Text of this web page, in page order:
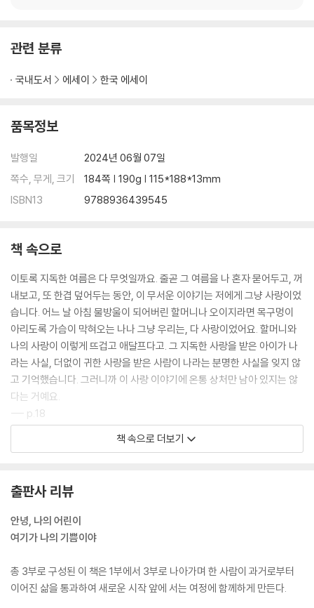
관련 분류
국내도서 에세이 한국 에세이
품목정보
발행일
2024년 06월 07일
쪽수, 무게, 크기
184쪽 | 190g | 115*188*13mm
ISBN13
9788936439545
책 속으로
이토록 지독한 여름은 다 무엇일까요. 줄곧 그 여름을 나 혼자 묻어두고, 꺼
내보고, 또 한겹 덮어두는 동안, 이 무서운 이야기는 저에게 그냥 사랑이었
습니다. 어느 날 아침 물방울이 되어버린 할머니나 오이지라면 목구멍이
아리도록 가슴이 막혀오는 나나 그냥 우리는, 다 사랑이었어요. 할머니와
나의 사랑이 이렇게 뜨겁고 애달프다고. 그 지독한 사랑을 받은 아이가 나
라는 사실, 더없이 귀한 사랑을 받은 사람이 나라는 분명한 사실을 잊지 않
고 기억했습니다. 그러니까 이 사랑 이야기에 온통 상처만 남아 있지는 않
다는 거예요.
--- p.18
누구나 오직 자신에게만 이해받을 수 있는 순간이 있습니다. 누구도 대신
떠오릅니다. 없음에서 주워 올린 마음. 오직 부재를 통해서만 획득할 수 있
었던 마음. 없어서 구할 수 있었던 마음. 이런 건 무어라 이름 붙여주어야
할까요. 하필 나와 비슷한 돌멩이를 쥐고, 봄이 가까운 깊은 밤 잠들지 못하
용기 내고 싶습니다. 도망치지 않고 나의 단어를 찾아가면서요.
--- pp.29-30
책 속으로 더보기
출판사 리뷰
안녕, 나의 어린이
여기가 나의 기쁨이야
총 3부로 구성된 이 책은 1부에서 3부로 나아가며 한 사람이 과거로부터
이어진 삶을 통과하여 새로운 시작 앞에 서는 여정에 함께하게 만든다.